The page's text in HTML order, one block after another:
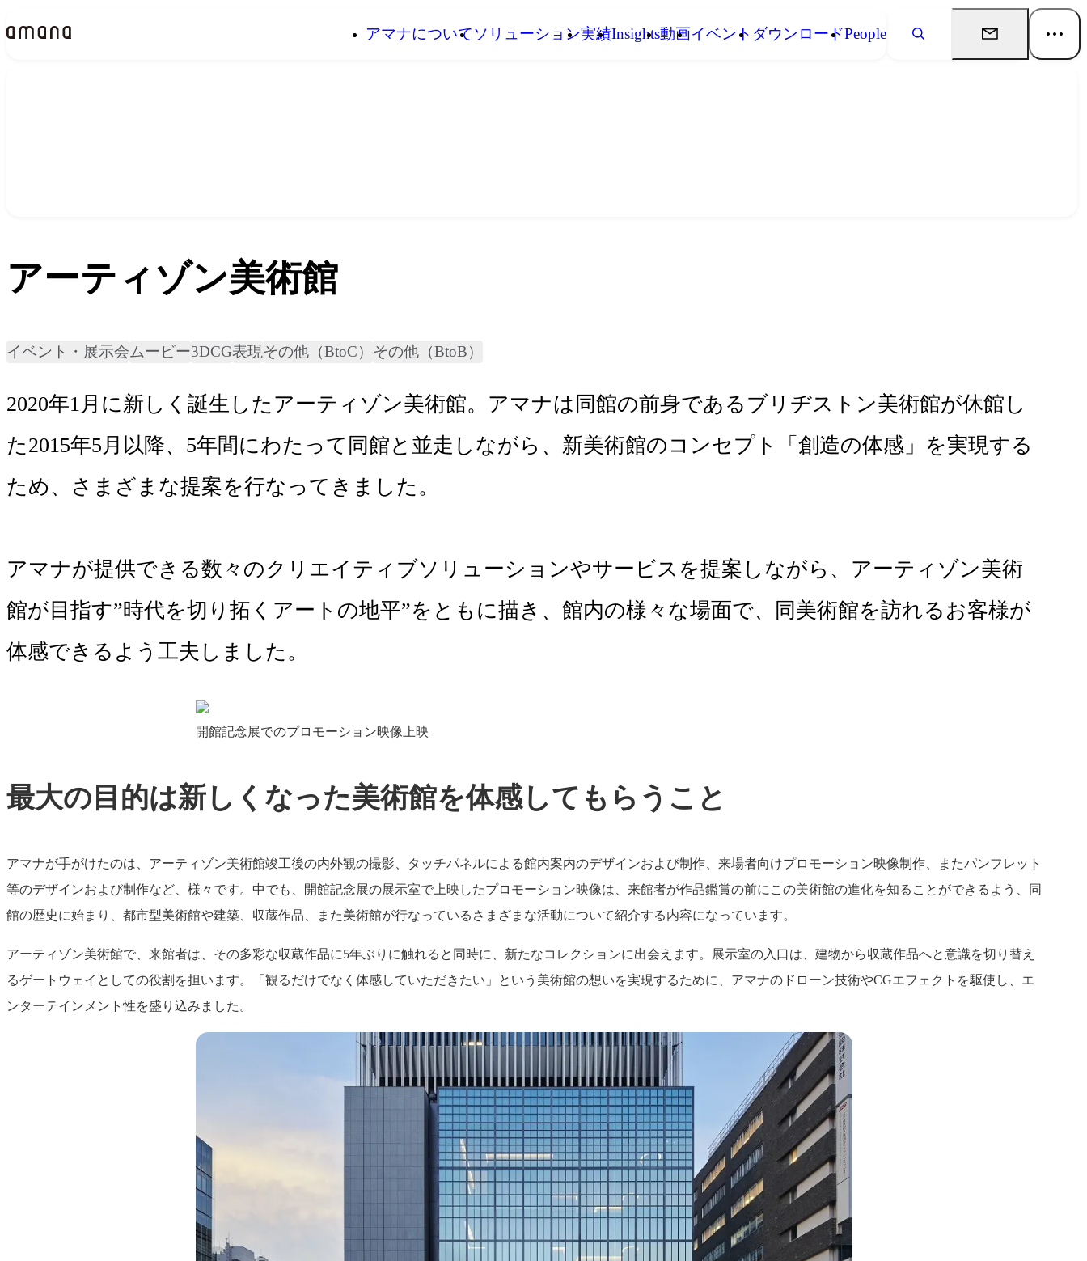
アマナについてソリューション実績Insights動画イベント ダウンロードPeople
アーティゾン美術館
イベント・展示会ムービー3DCG表現その他（BtoC） その他（BtoB）
2020年1月に新しく誕生したアーティゾン美術館。アマナは同館の前身であるブリヂストン美術館が休館し
た2015年5月以降、5年間にわたって同館と並走しながら、新美術館のコンセプト「創造の体感」を実現する
ため、さまざまな提案を行なってきました。
アマナが提供できる数々のクリエイティブソリューションやサービスを提案しながら、アーティゾン美術
館が目指す”時代を切り拓くアートの地平”をともに描き、館内の様々な場面で、同美術館を訪れるお客様が
体感できるよう工夫しました。
開館記念展でのプロモーション映像上映
最大の目的は新しくなった美術館を体感してもらうこと
アマナが手がけたのは、アーティゾン美術館竣工後の内外観の撮影、タッチパネルによる館内案内のデザインおよび制作、来場者向けプロモーション映像制作、またパンフレット
等のデザインおよび制作など、様々です。中でも、開館記念展の展示室で上映したプロモーション映像は、来館者が作品鑑賞の前にこの美術館の進化を知ることができるよう、同
館の歴史に始まり、都市型美術館や建築、収蔵作品、また美術館が行なっているさまざまな活動について紹介する内容になっています。
アーティゾン美術館で、来館者は、その多彩な収蔵作品に5年ぶりに触れると同時に、新たなコレクションに出会えます。展示室の入口は、建物から収蔵作品へと意識を切り替え
るゲートウェイとしての役割を担います。「観るだけでなく体感していただきたい」という美術館の想いを実現するために、アマナのドローン技術やCGエフェクトを駆使し、エ
ンターテインメント性を盛り込みました。